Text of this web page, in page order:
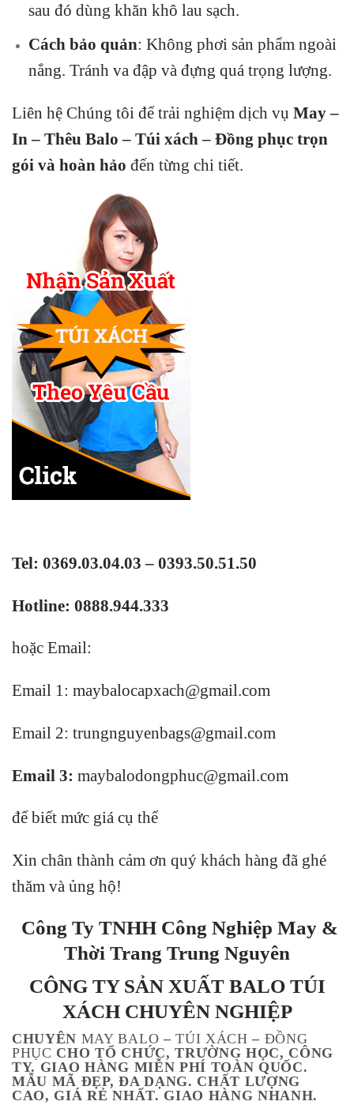
sau đó dùng khăn khô lau sạch.
Cách bảo quản: Không phơi sản phẩm ngoài
nắng. Tránh va đập và đựng quá trọng lượng.
Liên hệ Chúng tôi để trải nghiệm dịch vụ May –
In – Thêu Balo – Túi xách – Đồng phục trọn
gói và hoàn hảo đến từng chi tiết.
Tel: 0369.03.04.03 – 0393.50.51.50
Hotline: 0888.944.333
hoặc Email:
Email 1: maybalocapxach@gmail.com
Email 2: trungnguyenbags@gmail.com
Email 3: maybalodongphuc@gmail.com
để biết mức giá cụ thể
Xin chân thành cảm ơn quý khách hàng đã ghé
thăm và ủng hộ!
Công Ty TNHH Công Nghiệp May &
Thời Trang Trung Nguyên
CÔNG TY SẢN XUẤT BALO TÚI
XÁCH CHUYÊN NGHIỆP
CHUYÊN MAY BALO –TÚI XÁCH – ĐỒNG
PHỤC CHO TỔ CHỨC, TRƯỜNG HỌC, CÔNG
TY. GIAO HÀNG MIỄN PHÍ TOÀN QUỐC.
MẪU MÃ ĐẸP, ĐA DẠNG. CHẤT LƯỢNG
CAO, GIÁ RẺ NHẤT. GIAO HÀNG NHANH.